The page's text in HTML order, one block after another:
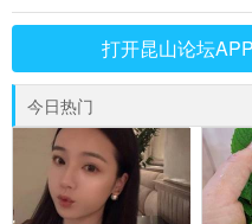
打开昆山论坛
今日热门